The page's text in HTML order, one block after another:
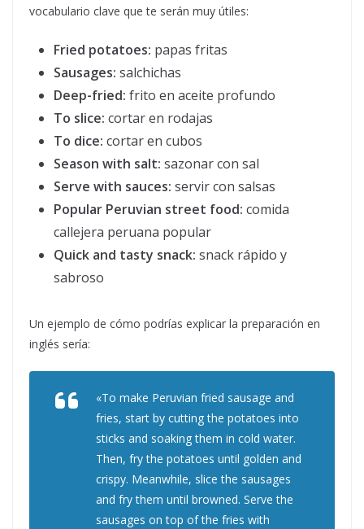
vocabulario clave que te serán muy útiles:
Fried potatoes: papas fritas
Sausages: salchichas
Deep-fried: frito en aceite profundo
To slice: cortar en rodajas
To dice: cortar en cubos
Season with salt: sazonar con sal
Serve with sauces: servir con salsas
Popular Peruvian street food: comida
callejera peruana popular
Quick and tasty snack: snack rápido y
sabroso
Un ejemplo de cómo podrías explicar la preparación en
inglés sería:
«To make Peruvian fried sausage and
fries, start by cutting the potatoes into
sticks and soaking them in cold water.
Then, fry the potatoes until golden and
crispy. Meanwhile, slice the sausages
and fry them until browned. Serve the
sausages on top of the fries with